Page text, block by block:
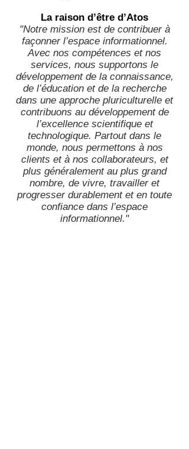
La raison d’être d’Atos
"Notre mission est de contribuer à
façonner l’espace informationnel.
Avec nos compétences et nos
services, nous supportons le
développement de la connaissance,
de l’éducation et de la recherche
dans une approche pluriculturelle et
contribuons au développement de
l’excellence scientifique et
technologique. Partout dans le
monde, nous permettons à nos
clients et à nos collaborateurs, et
plus généralement au plus grand
nombre, de vivre, travailler et
progresser durablement et en toute
confiance dans l’espace
informationnel."